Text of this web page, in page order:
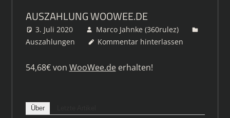
AUSZAHLUNG WOOWEE.DE
3. Juli 2020
Marco Jahnke (360rulez)
Auszahlungen
Kommentar hinterlassen
54,68€ von WooWee.deerhalten!
Über